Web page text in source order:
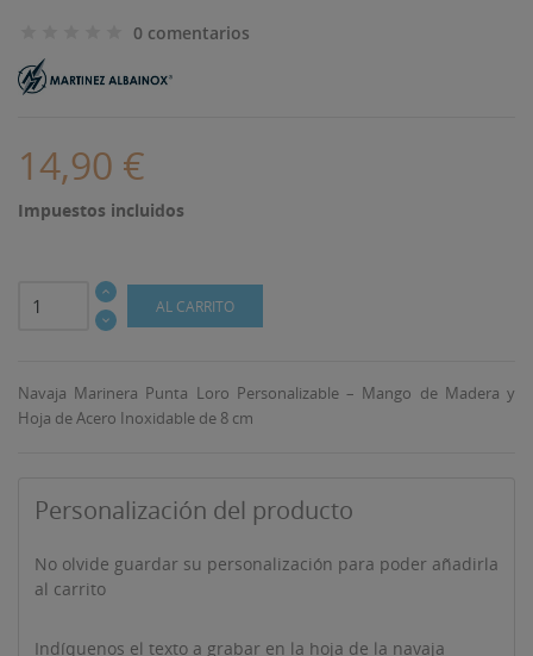
0 comentarios
14,90 €
Impuestos incluidos
AL CARRITO
Navaja Marinera Punta Loro Personalizable – Mango de Madera y
Hoja de Acero Inoxidable de 8 cm
Personalización del producto
No olvide guardar su personalización para poder añadirla
al carrito
Indíquenos el texto a grabar en la hoja de la navaja